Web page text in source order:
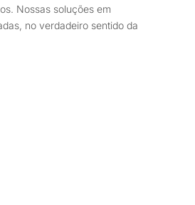
Nossas soluções em
no verdadeiro sentido da